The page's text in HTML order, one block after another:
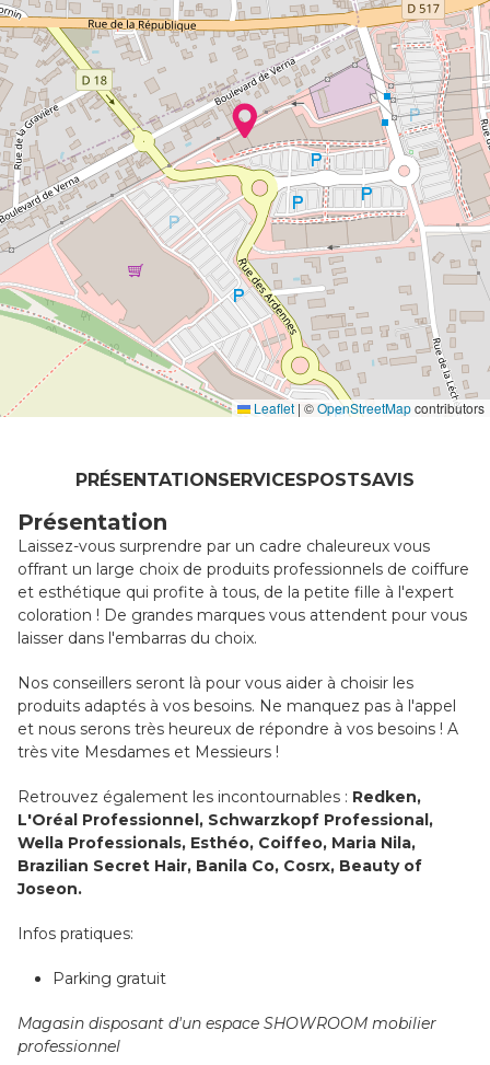
Leaflet | ©OpenStreetMapcontributors
PRÉSENTATIONSERVICESPOSTSAVIS
Présentation
Laissez-vous surprendre par un cadre chaleureux vous
offrant un large choix de produits professionnels de coiffure
et esthétique qui profite à tous, de la petite fille à l'expert
coloration ! De grandes marques vous attendent pour vous
laisser dans l'embarras du choix.
Nos conseillers seront là pour vous aider à choisir les
produits adaptés à vos besoins. Ne manquez pas à l'appel
et nous serons très heureux de répondre à vos besoins ! A
très vite Mesdames et Messieurs !
Retrouvez également les incontournables : Redken,
L'Oréal Professionnel, Schwarzkopf Professional,
Wella Professionals, Esthéo, Coiffeo, Maria Nila,
Brazilian Secret Hair, Banila Co, Cosrx, Beauty of
Joseon.
Infos pratiques:
Parking gratuit
Magasin disposant d'un espace SHOWROOM mobilier
professionnel